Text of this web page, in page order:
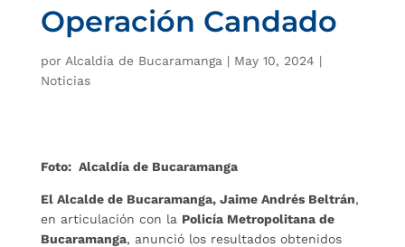
Operación Candado
por Alcaldía de Bucaramanga | May 10, 2024 |
Noticias
Foto: Alcaldía de Bucaramanga
El Alcalde de Bucaramanga, Jaime Andrés Beltrán,
en articulación con la Policía Metropolitana de
Bucaramanga, anunció los resultados obtenidos